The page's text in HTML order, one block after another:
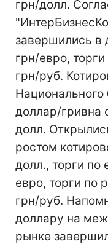
грн/долл.
завершились в
грн/евро,
грн/руб.
Национального
доллар/гривна
долл.
ростом
долл., торги по
евро, торги по
грн/руб.
доллару на
рынке